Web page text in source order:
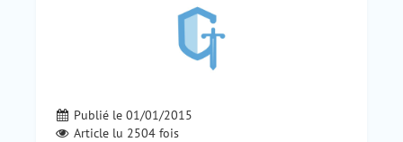
Publié le 01/01/2015
Article lu 2504 fois